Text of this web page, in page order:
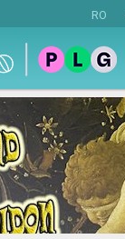
RO